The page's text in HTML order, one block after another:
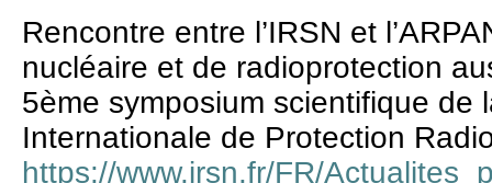
Rencontre entre l’IRSN et
nucléaire et de radioprotection
5ème symposium scientifique de
Internationale de Protection
https://www.irsn.fr/FR/